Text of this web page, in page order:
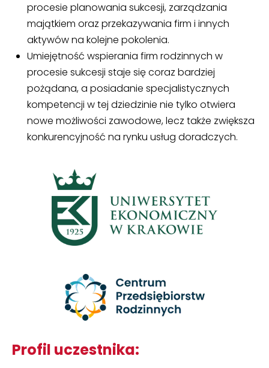
procesie planowania sukcesji, zarządzania
majątkiem oraz przekazywania firm i innych
aktywów na kolejne pokolenia.
Umiejętność wspierania firm rodzinnych w
procesie sukcesji staje się coraz bardziej
pożądana, a posiadanie specjalistycznych
kompetencji w tej dziedzinie nie tylko otwiera
nowe możliwości zawodowe, lecz także zwiększa
konkurencyjność na rynku usług doradczych.
Profil uczestnika: